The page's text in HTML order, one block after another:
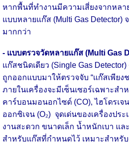
หากพื้นที่ทำงานมีความเสี่ยงจากหลา
แบบหลายแก๊ส (Multi Gas Detector)
มากกว่า
- แบบตรวจวัดหลายแก๊ส (Multi Gas
แก๊สชนิดเดียว (Single Gas
ถูกออกแบบมาให้ตรวจจับ “แก๊สเพียง
ภายในเครื่องจะมีเซ็นเซอร์เฉพาะส
คาร์บอนมอนอกไซด์ (CO), ไฮโดรเจ
ออกซิเจน (O₂) จุดเด่นของเครื่องปร
งานสะดวก ขนาดเล็ก น้ำหนักเบา แ
สำหรับแก๊สที่กำหนดไว้ เหมาะสำหรั